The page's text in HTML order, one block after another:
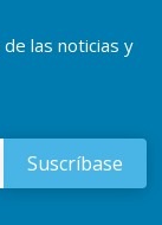
las noticias y